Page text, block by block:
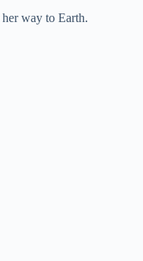
way to Earth.